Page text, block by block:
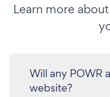
Learn more
Will any POWR
website?